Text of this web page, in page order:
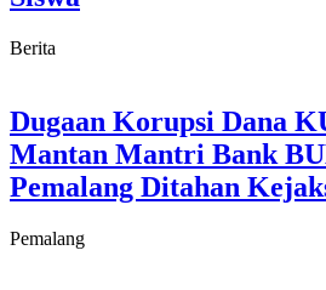
Berita
Dugaan Korupsi Dana
Mantan Mantri Bank
Pemalang Ditahan
Pemalang